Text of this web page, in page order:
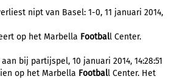
nipt van Basel: 1-0, 11 januari 2014,
op het Marbella Football Center.
bij partijspel, 10 januari 2014, 14:28:51
op het Marbella Football Center. Het